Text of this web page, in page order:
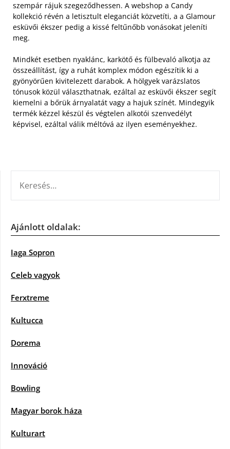
szempár rájuk szegeződhessen. A webshop a Candy
kollekció révén a letisztult eleganciát közvetíti, a a Glamour
esküvői ékszer pedig a kissé feltűnőbb vonásokat jeleníti
meg.
Mindkét esetben nyaklánc, karkötő és fülbevaló alkotja az
összeállítást, így a ruhát komplex módon egészítik ki a
gyönyörűen kivitelezett darabok. A hölgyek varázslatos
tónusok közül választhatnak, ezáltal az esküvői ékszer segít
kiemelni a bőrük árnyalatát vagy a hajuk színét. Mindegyik
termék kézzel készül és végtelen alkotói szenvedélyt
képvisel, ezáltal válik méltóvá az ilyen eseményekhez.
Ajánlott oldalak:
Iaga Sopron
Celeb vagyok
Ferxtreme
Kultucca
Dorema
Innováció
Bowling
Magyar borok háza
Kulturart